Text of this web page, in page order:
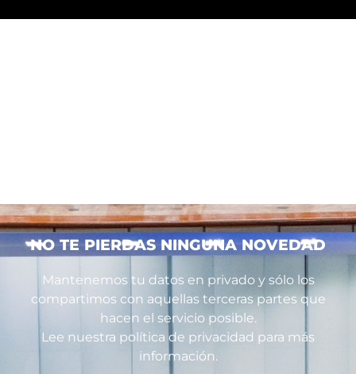
NO TE PIERDAS NINGUNA NOVEDAD
Mantenemos tu datos en privado y sólo los
compartimos con aquellas terceras partes que
hacen el servicio posible.
Lee nuestra política de privacidad para más
información.